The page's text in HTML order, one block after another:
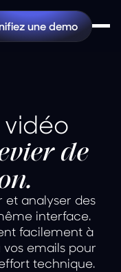
une demo
de
et analyser des
interface.
facilement à
emails pour
technique.